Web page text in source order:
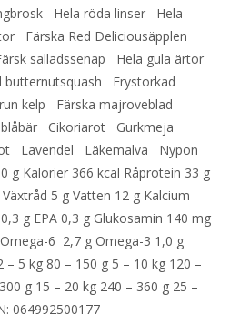
Hela röda linser Hela
Färska Red Deliciousäpplen
salladssenap Hela gula ärtor
butternutsquash Frystorkad
kelp Färska majroveblad
Cikoriarot Gurkmeja
Lavendel Läkemalva Nypon
g Kalorier 366 kcal Råprotein 33 g
5 g Vatten 12 g Kalcium
g EPA 0,3 g Glukosamin 140 mg
6 2,7 g Omega-3 1,0 g
5 kg 80 – 150 g 5 – 10 kg 120 –
g 15 – 20 kg 240 – 360 g 25 –
064992500177